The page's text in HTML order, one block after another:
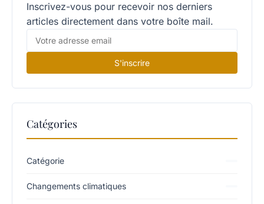
Inscrivez-vous pour recevoir nos derniers
articles directement dans votre boîte mail.
S'inscrire
Catégories
Catégorie
Changements climatiques